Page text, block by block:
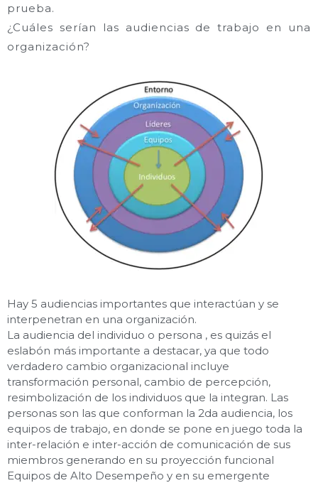
prueba.
¿Cuáles serían las audiencias de trabajo en una
organización?
Hay 5 audiencias importantes que interactúan y se
interpenetran en una organización.
La audiencia del individuo o persona , es quizás el
eslabón más importante a destacar, ya que todo
verdadero cambio organizacional incluye
transformación personal, cambio de percepción,
resimbolización de los individuos que la integran. Las
personas son las que conforman la 2da audiencia, los
equipos de trabajo, en donde se pone en juego toda la
inter-relación e inter-acción de comunicación de sus
miembros generando en su proyección funcional
Equipos de Alto Desempeño y en su emergente